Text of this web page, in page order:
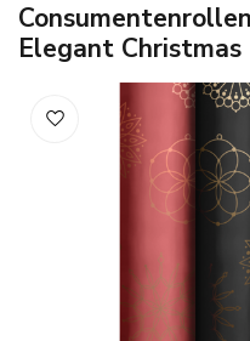
Elegant Christmas